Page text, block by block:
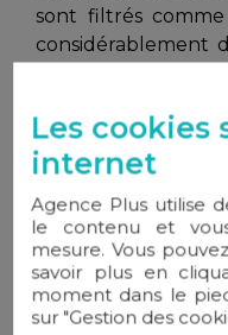
sont filtrés
considérablement
Ainsi, 92% des
La visibilité des
• Sms
rentable
Facile et rapide
marketing est un
Les cookies
internet
Agence Plus utilise
le contenu et
mesure. Vous
savoir plus en
moment dans le
sur "Gestion des